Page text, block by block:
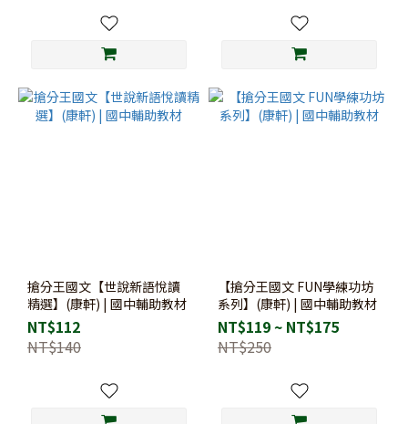
搶分王國文【世說新語悅讀
精選】(康軒) | 國中輔助教材
NT$112
NT$140
【搶分王國文 FUN學練功坊
系列】(康軒) | 國中輔助教材
NT$119 ~ NT$175
NT$250